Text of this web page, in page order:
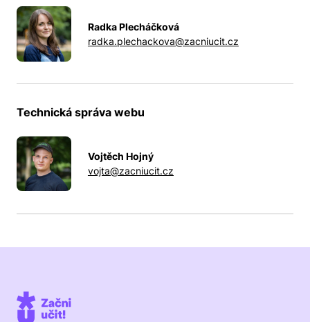
Radka Plecháčková
radka.plechackova@zacniucit.cz
Technická správa webu
Vojtěch Hojný
vojta@zacniucit.cz